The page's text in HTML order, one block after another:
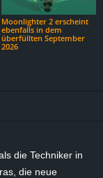
Moonlighter 2 erscheint
ebenfalls in dem
überfüllten September
2026
die Techniker in
die neue